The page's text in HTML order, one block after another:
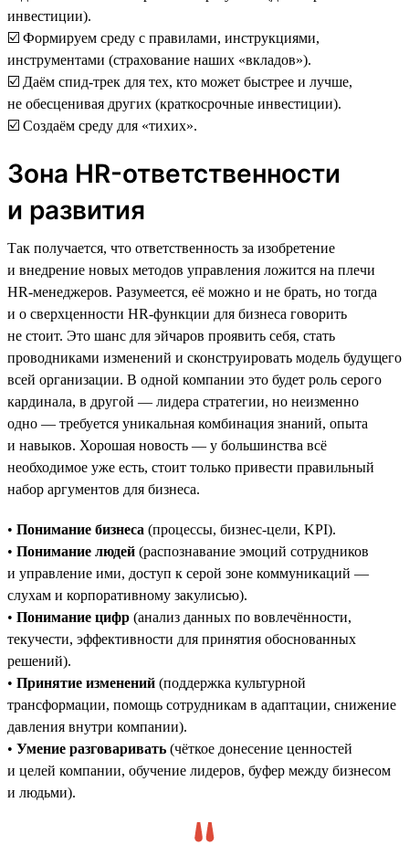
инвестиции).
☑️ Формируем среду с правилами, инструкциями,
инструментами (страхование наших «вкладов»).
☑️ Даём спид-трек для тех, кто может быстрее и лучше,
не обесценивая других (краткосрочные инвестиции).
☑️ Создаём среду для «тихих».
Зона HR-ответственности
и развития
Так получается, что ответственность за изобретение
и внедрение новых методов управления ложится на плечи
HR-менеджеров. Разумеется, её можно и не брать, но тогда
и о сверхценности HR-функции для бизнеса говорить
не стоит. Это шанс для эйчаров проявить себя, стать
проводниками изменений и сконструировать модель будущего
всей организации. В одной компании это будет роль серого
кардинала, в другой — лидера стратегии, но неизменно
одно — требуется уникальная комбинация знаний, опыта
и навыков. Хорошая новость — у большинства всё
необходимое уже есть, стоит только привести правильный
набор аргументов для бизнеса.
• Понимание бизнеса (процессы, бизнес-цели, KPI).
• Понимание людей (распознавание эмоций сотрудников
и управление ими, доступ к серой зоне коммуникаций —
слухам и корпоративному закулисью).
• Понимание цифр (анализ данных по вовлечённости,
текучести, эффективности для принятия обоснованных
решений).
• Принятие изменений (поддержка культурной
трансформации, помощь сотрудникам в адаптации, снижение
давления внутри компании).
• Умение разговаривать (чёткое донесение ценностей
и целей компании, обучение лидеров, буфер между бизнесом
и людьми).